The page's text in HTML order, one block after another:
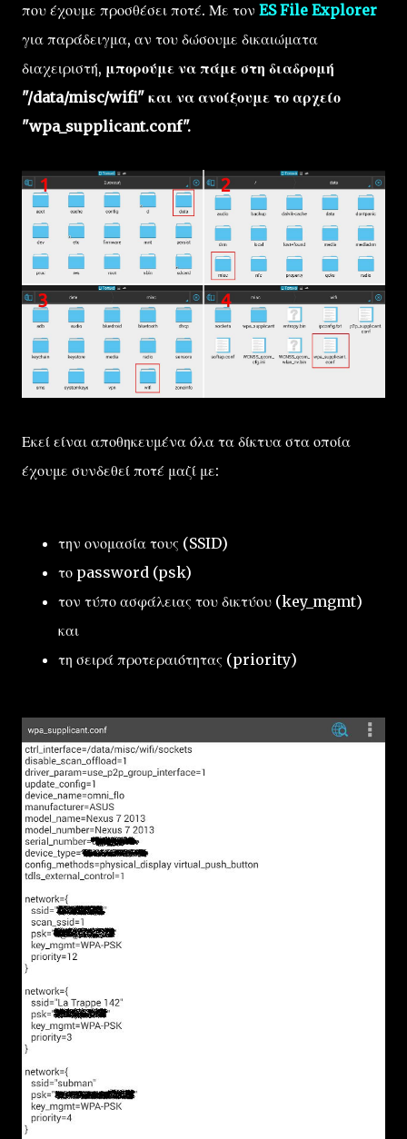
που έχουμε προσθέσει ποτέ. Με τον ES File Explorer
για παράδειγμα, αν του δώσουμε δικαιώματα
διαχειριστή, μπορούμε να πάμε στη διαδρομή
"/data/misc/wifi" και να ανοίξουμε το αρχείο
"wpa_supplicant.conf".
Εκεί είναι αποθηκευμένα όλα τα δίκτυα στα οποία
έχουμε συνδεθεί ποτέ μαζί με:
την ονομασία τους (SSID)
το password (psk)
τον τύπο ασφάλειας του δικτύου (key_mgmt)
και
τη σειρά προτεραιότητας (priority)